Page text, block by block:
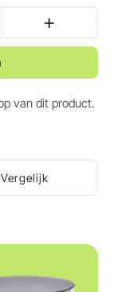
+
van dit product.
Vergelijk